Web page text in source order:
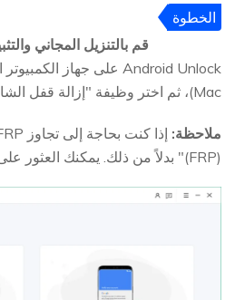
الخطوة
قم بالتنزيل المجاني
Mac)، ثم اختر وظيفة "إزالة قفل الشاشة".
ملاحظة:
(FRP)" بدلاً من ذلك. يمكنك العثور على